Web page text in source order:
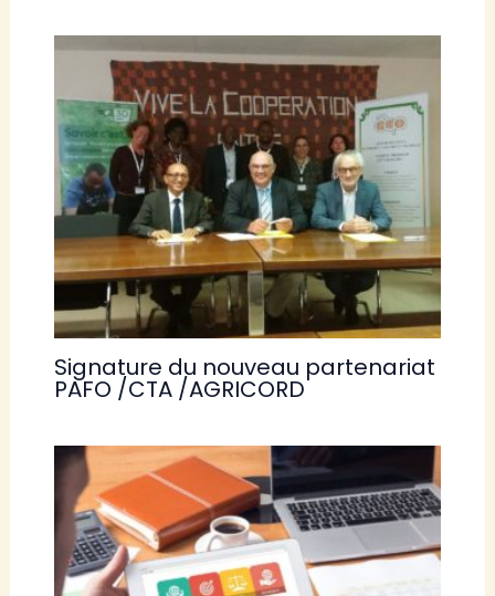
Signature du nouveau partenariat
PAFO /CTA /AGRICORD